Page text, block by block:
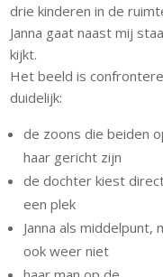
drie kinderen in de
Janna gaat naast mij
kijkt.
Het beeld is
duidelijk:
de zoons die beiden
haar gericht zijn
de dochter kiest
een plek
Janna als middelpunt,
ook weer niet